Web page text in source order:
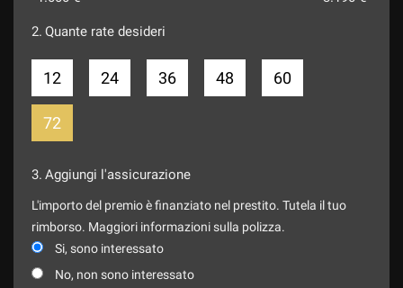
2. Quante rate desideri
12 24 36 48 60
72
3. Aggiungi l'assicurazione
L'importo del premio è finanziato nel prestito. Tutela il tuo
rimborso. Maggiori informazioni sulla polizza.
Si, sono interessato
No, non sono interessato